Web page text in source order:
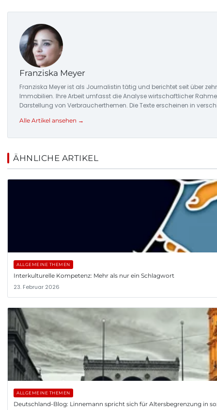
Franziska Meyer
Franziska Meyer ist als Journalistin tätig und berichtet seit über
Immobilien. Ihre Arbeit umfasst die Analyse wirtschaftlicher
Darstellung von Verbraucherthemen. Die Texte erscheinen in
Alle Artikel ansehen →
ÄHNLICHE ARTIKEL
ALLGEMEINE THEMEN
Interkulturelle Kompetenz: Mehr als nur ein Schlagwort
23. Februar 2026
ALLGEMEINE THEMEN
Deutschland-Blog: Linnemann spricht sich für Altersbegrenzung in